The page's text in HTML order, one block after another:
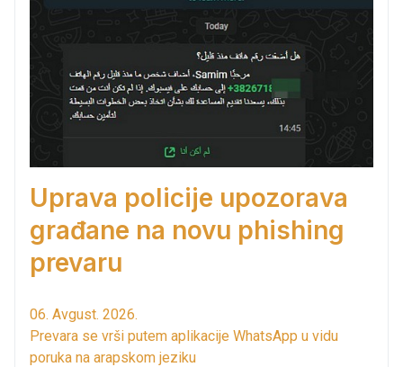
Uprava policije upozorava
građane na novu phishing
prevaru
06. Avgust. 2026.
Prevara se vrši putem aplikacije WhatsApp u vidu
poruka na arapskom jeziku